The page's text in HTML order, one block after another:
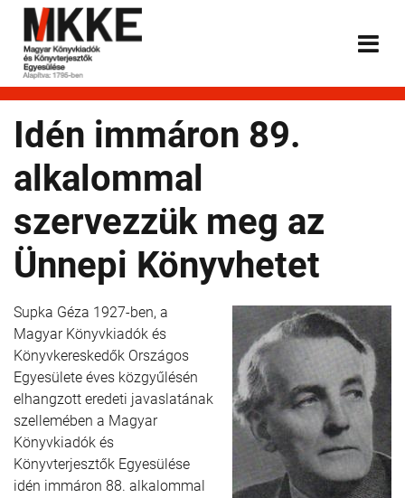
Idén immáron 89.
alkalommal
szervezzük meg az
Ünnepi Könyvhetet
Supka Géza 1927-ben, a
Magyar Könyvkiadók és
Könyvkereskedők Országos
Egyesülete éves közgyűlésén
elhangzott eredeti javaslatának
szellemében a Magyar
Könyvkiadók és
Könyvterjesztők Egyesülése
idén immáron 88. alkalommal